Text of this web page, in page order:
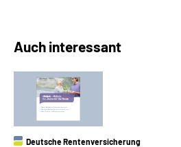
Auch interessant
Deutsche Rentenversicherung